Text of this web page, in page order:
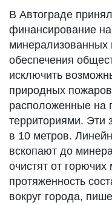
В Автограде
финансирование
обеспечения
исключить
природных пожаров
расположенные на
территориями. Эти
в 10 метров.
вскопают до
очистят от
протяженность
вокруг города,